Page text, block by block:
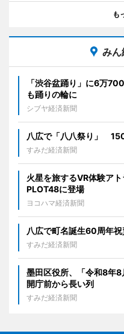
も
みん
「渋谷盆踊り」に6万
も踊りの輪に
シブヤ経済新聞
八広で「八八祭り」
すみだ経済新聞
火星を旅するVR体験ア
PLOT48に登場
ヨコハマ経済新聞
八広で町名誕生60周年
すみだ経済新聞
墨田区役所、「令和8年
開庁前から長い列
すみだ経済新聞